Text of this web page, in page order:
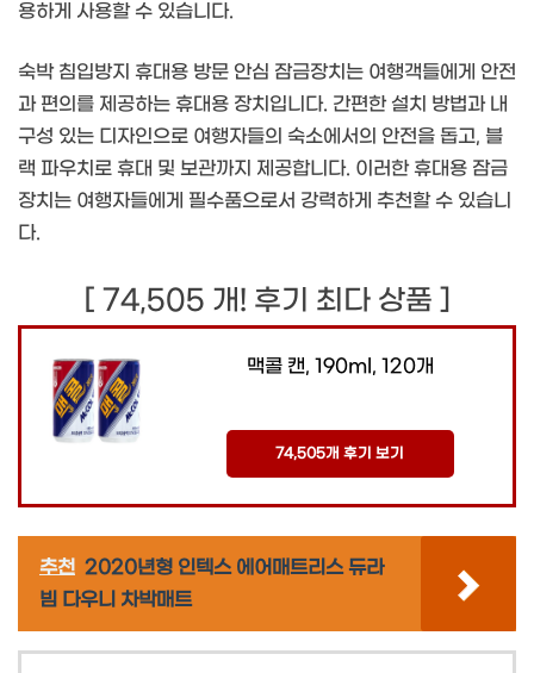
용하게 사용할 수 있습니다.
숙박 침입방지 휴대용 방문 안심 잠금장치는 여행객들에게 안전
과 편의를 제공하는 휴대용 장치입니다. 간편한 설치 방법과 내
구성 있는 디자인으로 여행자들의 숙소에서의 안전을 돕고, 블
랙 파우치로 휴대 및 보관까지 제공합니다. 이러한 휴대용 잠금
장치는 여행자들에게 필수품으로서 강력하게 추천할 수 있습니
다.
[ 74,505 개! 후기 최다 상품 ]
맥콜 캔, 190ml, 120개
74,505개 후기 보기
추천 2020년형 인텍스 에어매트리스 듀라
빔 다우니 차박매트